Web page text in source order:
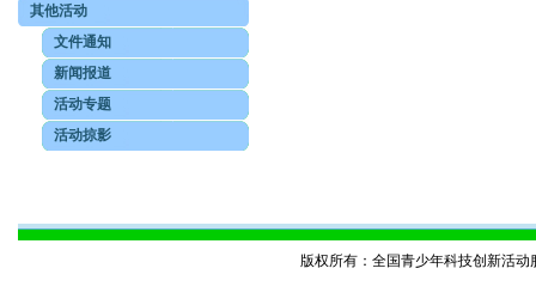
其他活动
文件通知
新闻报道
活动专题
活动掠影
版权所有：全国青少年科技创新活